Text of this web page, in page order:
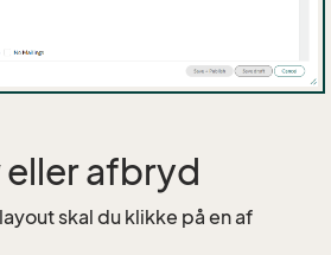
afbryd
skal du klikke på en af